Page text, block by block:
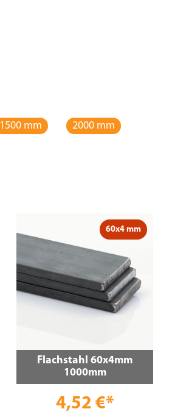
1500 mm 2000 mm
60x4 mm
Flachstahl 60x4mm
1000mm
4,52 €*